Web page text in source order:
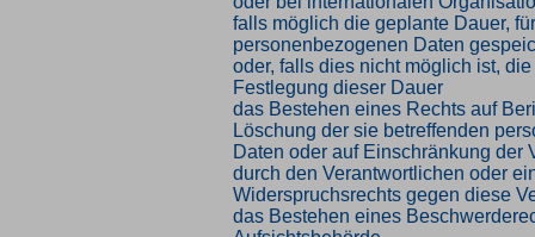
falls möglich die geplante Dauer,
personenbezogenen Daten
oder, falls dies nicht möglich ist,
Festlegung dieser Dauer
das Bestehen eines Rechts auf
Löschung der sie betreffenden
Daten oder auf Einschränkung der
durch den Verantwortlichen oder
Widerspruchsrechts gegen diese
das Bestehen eines